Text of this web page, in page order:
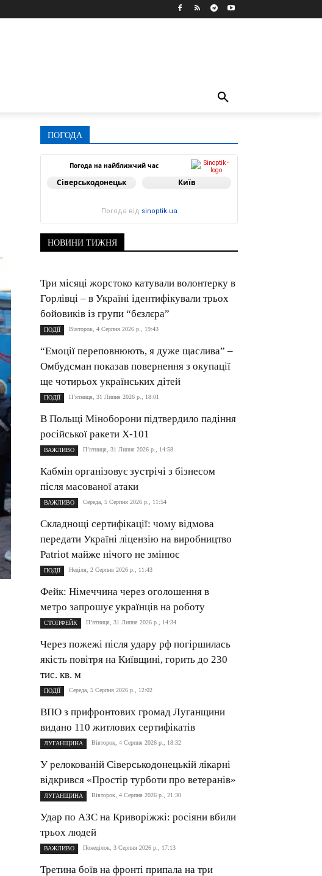
ПОГОДА
Погода на найближчий час
Сіверськодонецьк Київ
Погода від sinoptik.ua
НОВИНИ ТИЖНЯ
Три місяці жорстоко катували волонтерку в
Горлівці – в Україні ідентифікували трьох
бойовиків із групи “бєзлєра”
ПОДІЇ Вівторок, 4 Серпня 2026 р., 19:43
“Емоції переповнюють, я дуже щаслива” –
Омбудсман показав повернення з окупації
ще чотирьох українських дітей
ПОДІЇ П’ятниця, 31 Липня 2026 р., 18:01
В Польщі Міноборони підтвердило падіння
російської ракети Х-101
ВАЖЛИВО П’ятниця, 31 Липня 2026 р., 14:58
Кабмін організовує зустрічі з бізнесом
після масованої атаки
ВАЖЛИВО Середа, 5 Серпня 2026 р., 11:54
Складнощі сертифікації: чому відмова
передати Україні ліцензію на виробництво
Patriot майже нічого не змінює
ПОДІЇ Неділя, 2 Серпня 2026 р., 11:43
Фейк: Німеччина через оголошення в
метро запрошує українців на роботу
СТОПФЕЙК П’ятниця, 31 Липня 2026 р., 14:34
Через пожежі після удару рф погіршилась
якість повітря на Київщині, горить до 230
тис. кв. м
ПОДІЇ Середа, 5 Серпня 2026 р., 12:02
ВПО з прифронтових громад Луганщини
видано 110 житлових сертифікатів
ЛУГАНЩИНА Вівторок, 4 Серпня 2026 р., 18:32
У релокованій Сіверськодонецькій лікарні
відкрився «Простір турботи про ветеранів»
ЛУГАНЩИНА Вівторок, 4 Серпня 2026 р., 21:30
Удар по АЗС на Криворіжжі: росіяни вбили
трьох людей
ВАЖЛИВО Понеділок, 3 Серпня 2026 р., 17:13
Третина боїв на фронті припала на три